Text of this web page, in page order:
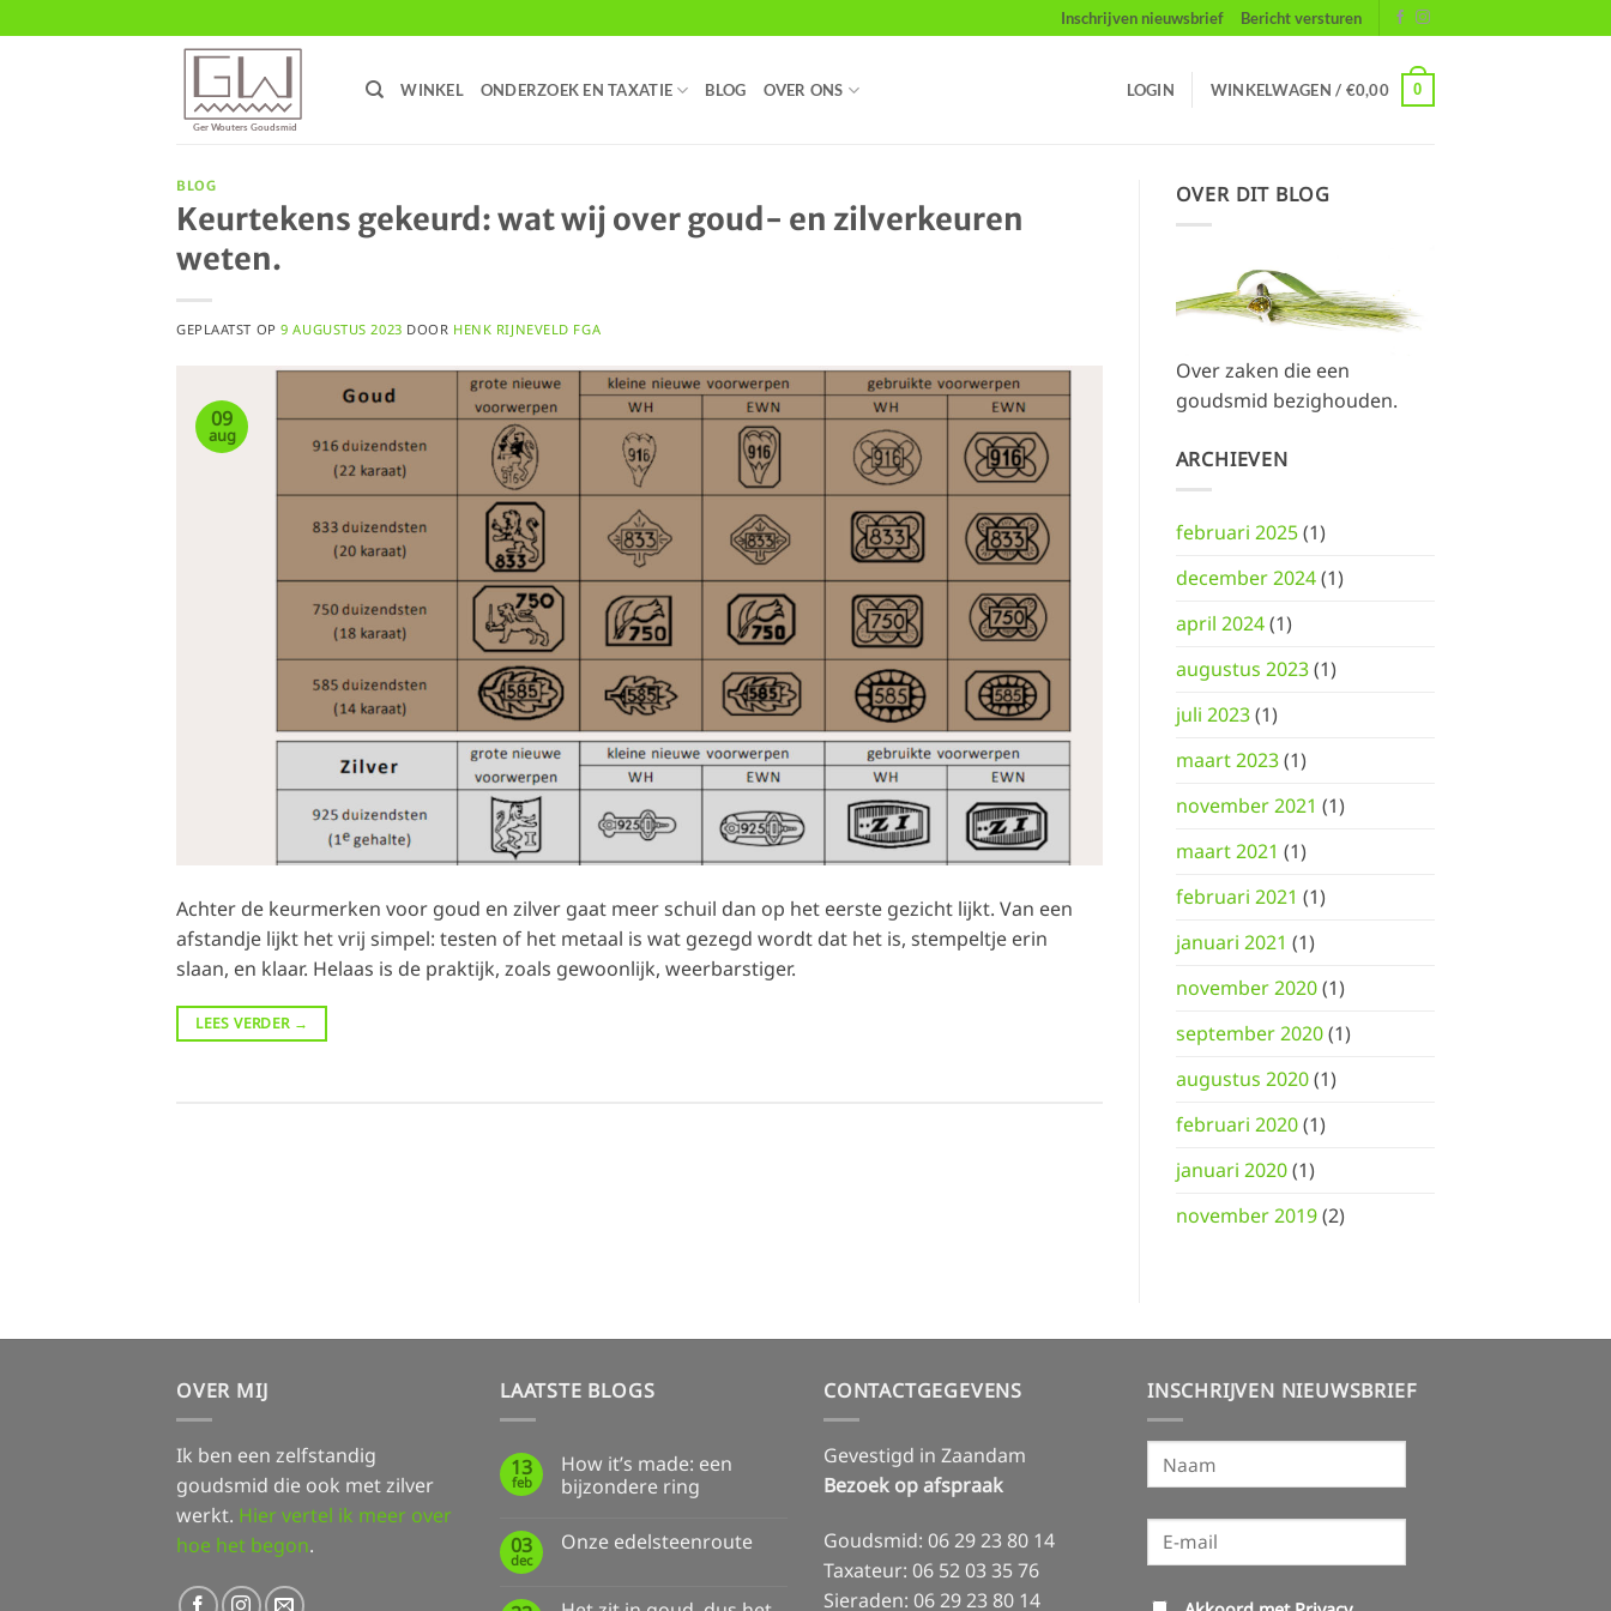
naar
Inschrijven nieuwsbrief Bericht versturen
WINKEL ONDERZOEK EN TAXATIE BLOG OVER ONS LOGIN WINKELWAGEN / €0,00 0
BLOG
Keurtekens gekeurd: wat wij over goud- en zilverkeuren
weten.
GEPLAATST OP9 AUGUSTUS 2023 DOOR HENK RIJNEVELD FGA
09
aug
Achter de keurmerken voor goud en zilver gaat meer schuil dan op het eerste gezicht lijkt. Van een
afstandje lijkt het vrij simpel: testen of het metaal is wat gezegd wordt dat het is, stempeltje erin
slaan, en klaar. Helaas is de praktijk, zoals gewoonlijk, weerbarstiger.
LEES VERDER →
OVER DIT BLOG
Over zaken die een
goudsmid bezighouden.
ARCHIEVEN
februari 2025(1)
december 2024(1)
april 2024(1)
augustus 2023(1)
juli 2023(1)
maart 2023(1)
november 2021 (1)
maart 2021 (1)
februari 2021 (1)
januari 2021 (1)
november 2020(1)
september 2020(1)
augustus 2020(1)
februari 2020(1)
januari 2020(1)
november 2019(2)
OVER MIJ
Ik ben een zelfstandig
goudsmid die ook met zilver
werkt. Hier vertel ik meer over
hoe het begon.
LAATSTE BLOGS
13
feb
How it’s made: een
bijzondere ring
op
een
03
dec
Onze edelsteenroute
CONTACTGEGEVENS
Gevestigd in Zaandam
Bezoek op afspraak
Goudsmid: 06 29 23 80 14
Taxateur: 06 52 03 35 76
Sieraden: 06 29 23 80 14
INSCHRIJVEN NIEUWSBRIEF